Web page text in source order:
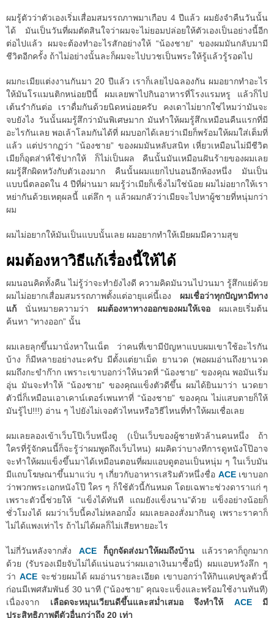
ผมรู้ตัวว่าตัวเองเริ่มเสื่อมสมรรถภาพมาเกือบ 4 ปีแล้ว ผมยังจำคืนวันนั้น
ได้ มันเป็นวันที่ผมตัดสินใจว่าผมจะไม่ยอมปล่อยให้ตัวเองเป็นอย่างนี้อีก
ต่อไปแล้ว ผมจะต้องทำอะไรสักอย่างให้ “น้องชาย” ของผมมันกลับมามี
ชีวิตอีกครั้ง ถ้าไม่อย่างนั้นละก็ผมจะไปบวชเป็นพระให้รู้แล้วรู้รอดไป
ผมกะเมียแต่งงานกันมา 20 ปีแล้ว เราก็เลยไปฉลองกัน ผมอยากทำอะไร
ให้มันโรแมนติกหน่อยปีนี้ ผมเลยพาไปกินอาหารที่โรงแรมหรู แล้วก็ไป
เต้นรำกันต่อ เราดื่มกันด้วยนิดหน่อยครับ คงเดาไม่ยากใช่ไหมว่ามันจะ
จบยังไง วันนั้นผมรู้สึกว่ามันพิเศษมาก มันทำให้ผมรู้สึกเหมือนคืนแรกที่มี
อะไรกันเลย พอเล้าโลมกันได้ที่ ผมบอกได้เลยว่าเมียก็พร้อมให้ผมใส่เต็มที่
แล้ว แต่ปรากฏว่า “น้องชาย” ของผมมันหลับสนิท เหี่ยวเหมือนไม่มีชีวิต
เมียก็อุตส่าห์ใช้ปากให้ ก็ไม่เป็นผล คืนนั้นมันเหมือนฝันร้ายของผมเลย
ผมรู้สึกผิดหวังกับตัวเองมาก คืนนั้นผมแยกไปนอนอีกห้องหนึ่ง มันเป็น
แบบนี่ตลอดใน 4 ปีที่ผ่านมา ผมรู้ว่าเมียก็เซ็งไม่ใช่น้อย ผมไม่อยากให้เรา
หย่ากันด้วยเหตุผลนี้ แต่ลึก ๆ แล้วผมกลัวว่าเมียจะไปหาผู้ชายที่หนุ่มกว่า
ผม
ผมไม่อยากให้มันเป็นแบบนั้นเลย ผมอยากทำให้เมียผมมีความสุข
ผมต้องหาวิธีแก้เรื่องนี้ให้ได้
ผมนอนคิดทั้งคืน ไม่รู้ว่าจะทำยังไงดี ความคิดมันวนไปวนมา รู้สึกแย่ด้วย
ผมไม่อยากเสื่อมสมรรถภาพตั้งแต่อายุแค่นี้เอง ผมเชื่อว่าทุกปัญหามีทาง
แก้ นั่นหมายความว่า ผมต้องหาทางออกของผมให้เจอ ผมเลยเริ่มต้น
ค้นหา “ทางออก” นั้น
ผมเลยลุกขึ้นมานั่งหาในเน็ต ว่าคนที่เขามีปัญหาแบบผมเขาใช้อะไรกัน
บ้าง ก็มีหลายอย่างนะครับ มีตั้งแต่ยาเม็ด ยานวด (พอผมอ่านถึงยานวด
ผมถึงกะขำก๊าก เพราะเขาบอกว่าให้นวดที่ “น้องชาย” ของคุณ พอมันเริ่ม
อุ่น มันจะทำให้ “น้องชาย” ของคุณแข็งตัวดีขึ้น ผมได้ยินมาว่า นวดยา
ตัวนี่ก็เหมือนเอาเคาน์เตอร์เพนทาที่ “น้องชาย” ของคุณ ไม่แสบตายก็ให้
มันรู้ไป!!!) อ่าน ๆ ไปยังไม่เจอตัวไหนหรือวิธีไหนที่ทำให้ผมเชื่อเลย
ผมเลยลองเข้าเว็บโป๊เว็บหนึ่งดู (เป็นเว็บของผู้ชายหัวล้านคนหนึ่ง ถ้า
ใครที่รู้จักคนนี้ก็จะรู้ว่าผมพูดถึงเว็บไหน) ผมคิดว่าบางทีการดูหนังโป๊อาจ
จะทำให้ผมแข็งขึ้นมาได้เหมือนตอนที่ผมแอบดูตอนเป็นหนุ่ม ๆ ในเว็บมัน
มีแถบโฆษณาขึ้นมาแว่บ ๆ เกี่ยวกับอาหารเสริมตัวหนึ่งชื่อ ACEเขาบอก
ว่าพวกพระเอกหนังโป๊ ใคร ๆ ก็ใช้ตัวนี้กันหมด โดยเฉพาะช่วงดาราแก่ ๆ
เพราะตัวนี้ช่วยให้ “แข็งได้ทันที แถมยังแข็งนาน”ด้วย แข็งอย่างน้อยก็
ชั่วโมงได้ ผมว่าเว็บนี้คงไม่หลอกมั้ง ผมเลยลองสั่งมากินดู เพราะราคาก็
ไม่ได้แพงเท่าไร ถ้าไม่ได้ผลก็ไม่เสียหายอะไร
ไม่กี่วันหลังจากสั่ง ACE ก็ถูกจัดส่งมาให้ผมถึงบ้าน แล้วราคาก็ถูกมาก
ด้วย (รับรองเมียจับไม่ได้แน่นอนว่าผมเอาเงินมาซื้อนี่) ผมแอบหวังลึก ๆ
ว่า ACEจะช่วยผมได้ ผมอ่านรายละเอียด เขาบอกว่าให้กินแคปซูลตัวนี้
ก่อนมีเพศสัมพันธ์ 30 นาที (“น้องชาย” คุณจะแข็งและพร้อมใช้งานทันที)
เนื่องจาก เลือดจะหมุนเวียนดีขึ้นและสม่ำเสมอ จึงทำให้ ACEมี
ประสิทธิภาพดีตัวอื่นกว่าถึง 20 เท่า